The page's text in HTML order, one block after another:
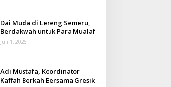
Dai Muda di Lereng Semeru,
Berdakwah untuk Para Mualaf
Juli 1, 2026
Adi Mustafa, Koordinator
Kaffah Berkah Bersama Gresik